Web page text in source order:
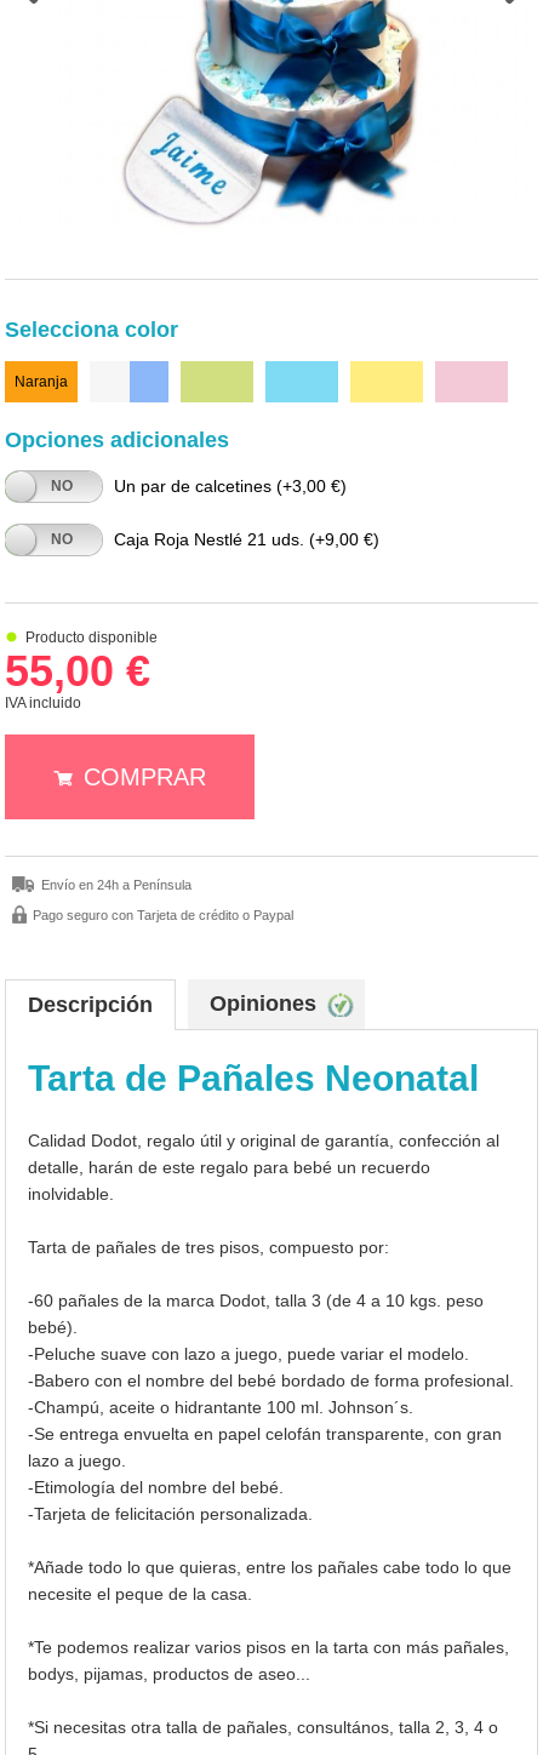
Selecciona color
Naranja
Opciones adicionales
NO Un par de calcetines (+3,00 €)
NO Caja Roja Nestlé 21 uds. (+9,00 €)
Producto disponible
55,00 €
IVA incluido
COMPRAR
Envío en 24h a Península
Pago seguro con Tarjeta de crédito o Paypal
Descripción Opiniones
Tarta de Pañales Neonatal
Calidad Dodot, regalo útil y original de garantía, confección al
detalle, harán de este regalo para bebé un recuerdo
inolvidable.
Tarta de pañales de tres pisos, compuesto por:
-60 pañales de la marca Dodot, talla 3 (de 4 a 10 kgs. peso
bebé).
-Peluche suave con lazo a juego, puede variar el modelo.
-Babero con el nombre del bebé bordado de forma profesional.
-Champú, aceite o hidrantante 100 ml. Johnson´s.
-Se entrega envuelta en papel celofán transparente, con gran
lazo a juego.
-Etimología del nombre del bebé.
-Tarjeta de felicitación personalizada.
*Añade todo lo que quieras, entre los pañales cabe todo lo que
necesite el peque de la casa.
*Te podemos realizar varios pisos en la tarta con más pañales,
bodys, pijamas, productos de aseo...
*Si necesitas otra talla de pañales, consultános, talla 2, 3, 4 o